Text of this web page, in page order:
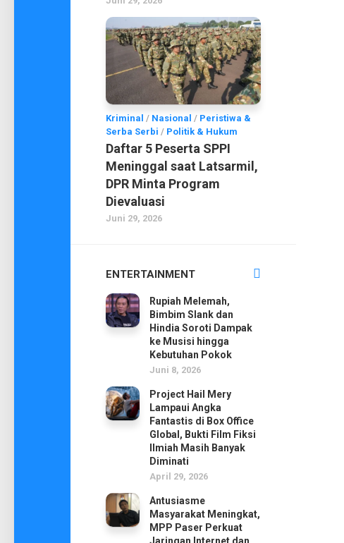
Kriminal / Nasional / Peristiwa &
Serba Serbi / Politik & Hukum
Daftar 5 Peserta SPPI
Meninggal saat Latsarmil,
DPR Minta Program
Dievaluasi
Juni 29, 2026
ENTERTAINMENT
Rupiah Melemah,
Bimbim Slank dan
Hindia Soroti Dampak
ke Musisi hingga
Kebutuhan Pokok
Juni 8, 2026
Project Hail Mery
Lampaui Angka
Fantastis di Box Office
Global, Bukti Film Fiksi
Ilmiah Masih Banyak
Diminati
April 29, 2026
Antusiasme
Masyarakat Meningkat,
MPP Paser Perkuat
Jaringan Internet dan